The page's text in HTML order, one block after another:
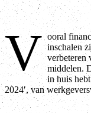
V ooral
inschalen
verbeteren
middelen.
in huis
2024′, van